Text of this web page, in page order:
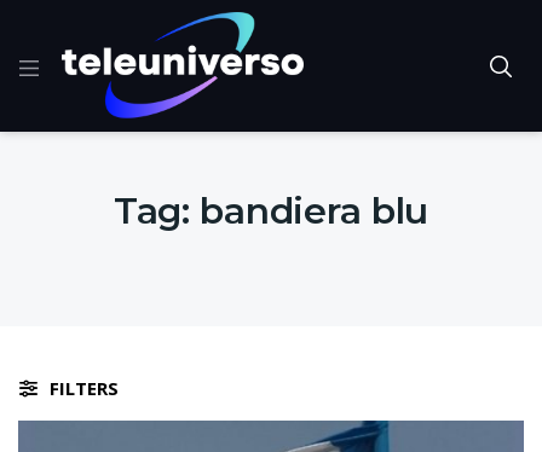
Tag: bandiera blu
FILTERS